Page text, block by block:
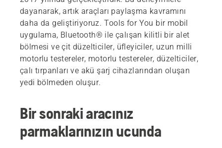
dayanarak, artık araçları paylaşma kavramını
daha da geliştiriyoruz. Tools for You bir mobil
uygulama, Bluetooth® ile çalışan kilitli bir alet
bölmesi ve çit düzelticiler, üfleyiciler, uzun milli
motorlu testereler, motorlu testereler, düzelticiler,
çalı tırpanları ve akü şarj cihazlarından oluşan
yedi bölmeden oluşur.
Bir sonraki aracınız
parmaklarınızın ucunda